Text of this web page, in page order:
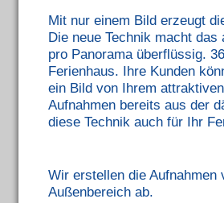
Mit nur einem Bild erzeugt
Die neue Technik macht
pro Panorama überflüssig.
Ferienhaus. Ihre Kunden
ein Bild von Ihrem
Aufnahmen bereits aus der
diese Technik auch für Ihr
Wir erstellen die
Außenbereich ab.